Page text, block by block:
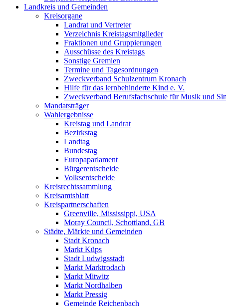
Landkreis und Gemeinden
Kreisorgane
Landrat und Vertreter
Verzeichnis Kreistagsmitglieder
Fraktionen und Gruppierungen
Ausschüsse des Kreistags
Sonstige Gremien
Termine und Tagesordnungen
Zweckverband Schulzentrum Kronach
Hilfe für das lernbehinderte Kind e. V.
Zweckverband Berufsfachschule für Musik und
Mandatsträger
Wahlergebnisse
Kreistag und Landrat
Bezirkstag
Landtag
Bundestag
Europaparlament
Bürgerentscheide
Volksentscheide
Kreisrechtssammlung
Kreisamtsblatt
Kreispartnerschaften
Greenville, Mississippi, USA
Moray Council, Schottland, GB
Städte, Märkte und Gemeinden
Stadt Kronach
Markt Küps
Stadt Ludwigsstadt
Markt Marktrodach
Markt Mitwitz
Markt Nordhalben
Markt Pressig
Gemeinde Reichenbach